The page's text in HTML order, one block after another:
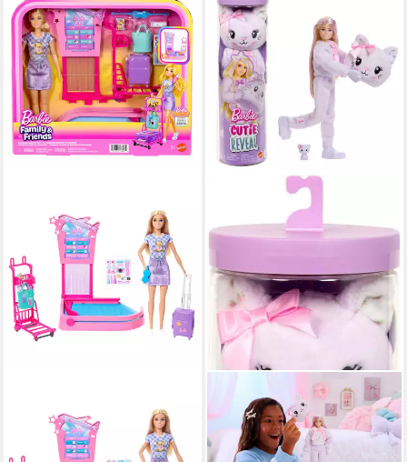
Anziehpuppe Barbie
Kofferband Spielset mit
Puppe Malibu
Anziehpuppe Barbie Cutie
Reveal Sweet Bows - Lila
Kätzchen